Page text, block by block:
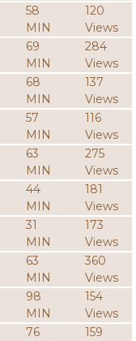
58
MIN
120
Views
69
MIN
284
Views
68
MIN
137
Views
57
MIN
116
Views
63
MIN
275
Views
44
MIN
181
Views
31
MIN
173
Views
63
MIN
360
Views
98
MIN
154
Views
76
159